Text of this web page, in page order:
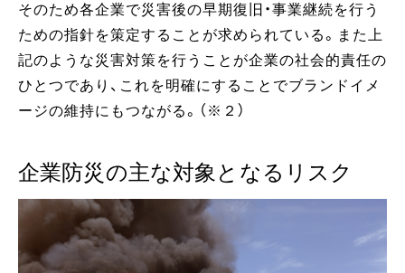
そのため各企業で災害後の早期復旧・事業継続を行う
ための指針を策定することが求められている。また上
記のような災害対策を行うことが企業の社会的責任の
ひとつであり、これを明確にすることでブランドイメ
ージの維持にもつながる。（※２）
企業防災の主な対象となるリスク